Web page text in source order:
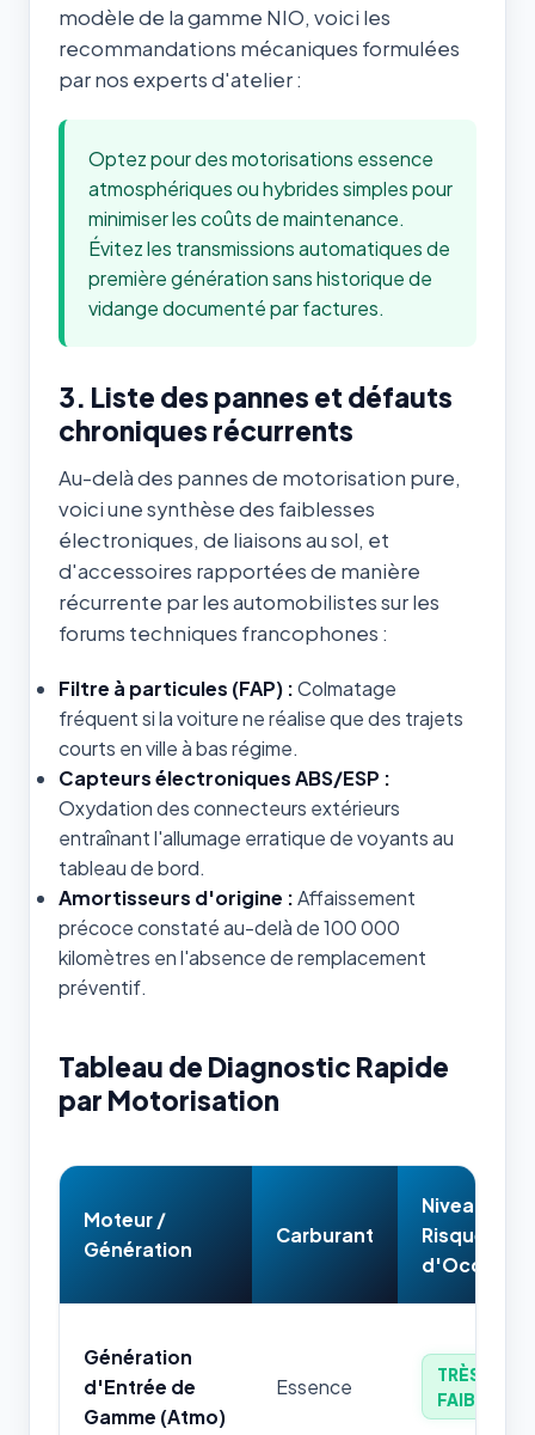
modèle de la gamme NIO, voici les
recommandations mécaniques formulées
par nos experts d'atelier :
Optez pour des motorisations essence
atmosphériques ou hybrides simples pour
minimiser les coûts de maintenance.
Évitez les transmissions automatiques de
première génération sans historique de
vidange documenté par factures.
3. Liste des pannes et défauts
chroniques récurrents
Au-delà des pannes de motorisation pure,
voici une synthèse des faiblesses
électroniques, de liaisons au sol, et
d'accessoires rapportées de manière
récurrente par les automobilistes sur les
forums techniques francophones :
Filtre à particules (FAP) :Colmatage
fréquent si la voiture ne réalise que des trajets
courts en ville à bas régime.
Capteurs électroniques ABS/ESP :
Oxydation des connecteurs extérieurs
entraînant l'allumage erratique de voyants au
tableau de bord.
Amortisseurs d'origine :Affaissement
précoce constaté au-delà de 100 000
kilomètres en l'absence de remplacement
préventif.
Tableau de Diagnostic Rapide
par Motorisation
Moteur /
Génération
Carburant
Niveau de
Risque
d'Occasion
Génération
d'Entrée de
Gamme (Atmo)
Essence
TRÈS
FAIBLE